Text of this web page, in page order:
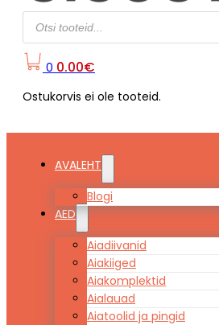
Products
search
0 0.00€
Ostukorvis ei ole tooteid.
AVALEHT
Blogi
AED
Aiadiivanid
Aiakiiged
Aiakomplektid
Aialauad
Aiatoolid ja pingid